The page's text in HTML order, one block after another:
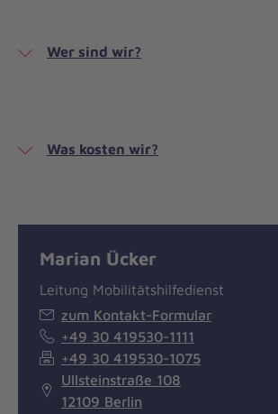
Wer sind wir?
Was kosten wir?
Marian Ücker
Leitung Mobilitätshilfedienst
zum Kontakt-Formular
+49 30 419530-1111
+49 30 419530-1075
Ullsteinstraße 108
12109 Berlin